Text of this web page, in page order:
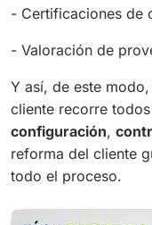
- Certificaciones de
- Valoración de
Y así, de este
cliente recorre
configuración,
reforma del cliente
todo el proceso.